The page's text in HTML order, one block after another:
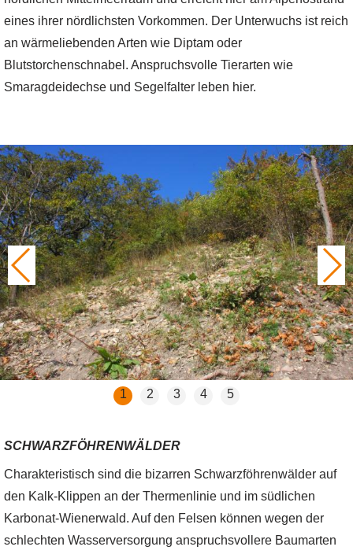
eines ihrer nördlichsten Vorkommen. Der Unterwuchs ist reich
an wärmeliebenden Arten wie Diptam oder
Blutstorchenschnabel. Anspruchsvolle Tierarten wie
Smaragdeidechse und Segelfalter leben hier.
1 2 3 4 5
SCHWARZFÖHRENWÄLDER
Charakteristisch sind die bizarren Schwarzföhrenwälder auf
den Kalk-Klippen an der Thermenlinie und im südlichen
Karbonat-Wienerwald. Auf den Felsen können wegen der
schlechten Wasserversorgung anspruchsvollere Baumarten